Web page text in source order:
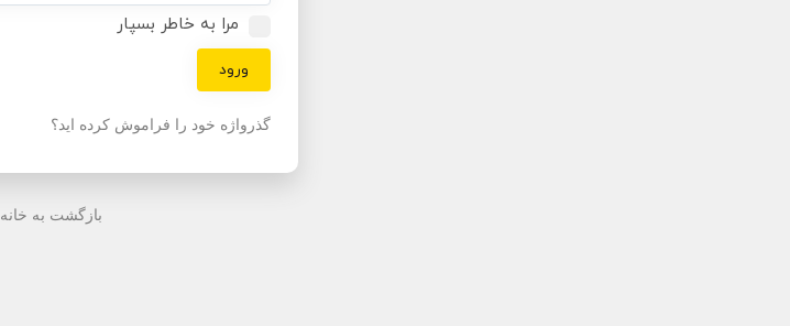
مرا به خاطر بسپار
ورود
گذرواژه خود را فراموش کرده اید؟
بازگشت به خانه